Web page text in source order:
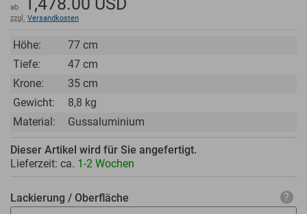
ab 1,478.00 USD
zzgl. Versandkosten
Höhe:
77 cm
Tiefe:
47 cm
Krone:
35 cm
Gewicht:
8,8 kg
Material:
Gussaluminium
Dieser Artikel wird für Sie angefertigt.
Lieferzeit: ca. 1-2 Wochen
Lackierung / Oberfläche